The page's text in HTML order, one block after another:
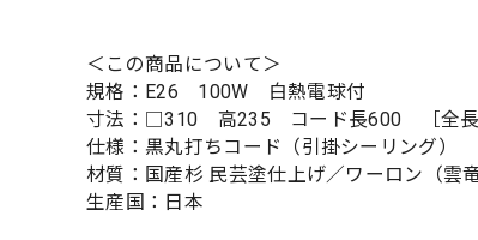
＜この商品について＞
規格：E26 100W 白熱電球付
寸法：□310 高235 コード長600 ［全長
仕様：黒丸打ちコード（引掛シーリング）
材質：国産杉 民芸塗仕上げ／ワーロン（雲竜
生産国：日本